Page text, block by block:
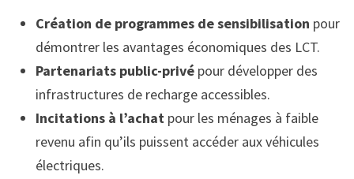
Création de programmes de sensibilisation pour
démontrer les avantages économiques des LCT.
Partenariats public-privépour développer des
infrastructures de recharge accessibles.
Incitations à l’achatpour les ménages à faible
revenu afin qu’ils puissent accéder aux véhicules
électriques.